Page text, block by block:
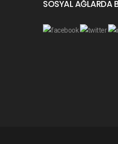
SOSYAL AĞLARDA